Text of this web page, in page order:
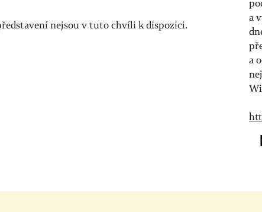
a
a
nejsou v tuto chvíli k dispozici.